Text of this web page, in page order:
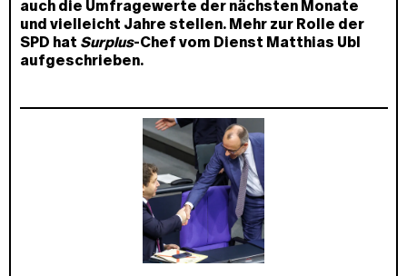
auch die Umfragewerte der nächsten Monate
und vielleicht Jahre stellen. Mehr zur Rolle der
SPD hat Surplus-Chef vom Dienst Matthias Ubl
aufgeschrieben.